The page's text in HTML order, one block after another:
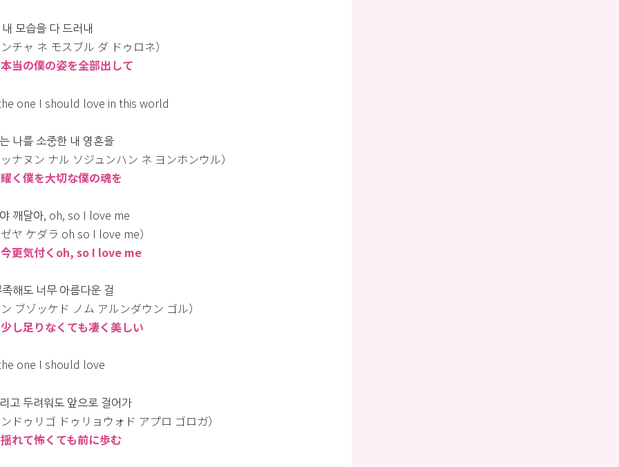
모습을 다 드러내
ンチャ ネ モスブル ダ ドゥロネ）
当の僕の姿を全部出して
one I should love in this world
나를 소중한 내 영혼을
ッナヌン ナル ソジュンハン ネ ヨンホンウル）
く僕を大切な僕の魂を
깨달아, oh, so I love me
ゼヤ ケダラ oh so I love me）
更気付くoh, so I love me
해도 너무 아름다운 걸
ン ブゾッケド ノム アルンダウン ゴル）
し足りなくても凄く美しい
one I should love
고 두려워도 앞으로 걸어가
ンドゥリゴ ドゥリョウォド アプロ ゴロガ）
れて怖くても前に歩む